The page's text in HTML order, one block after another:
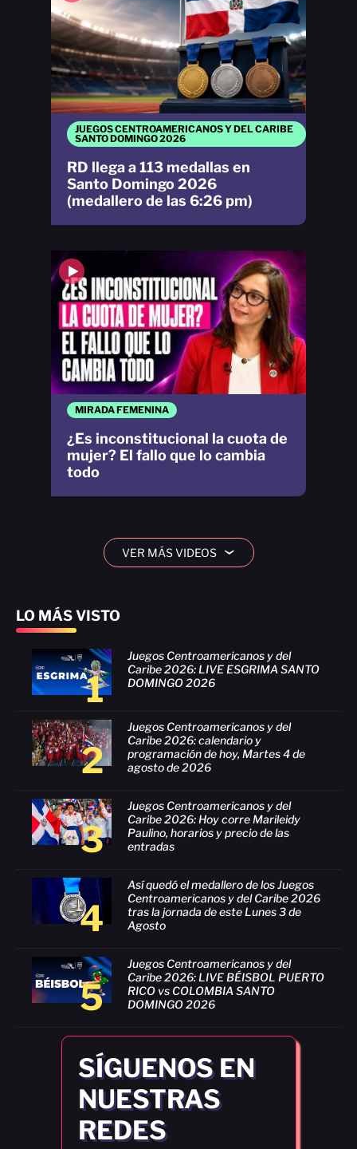
LO MÁS VISTO
1
Juegos Centroamericanos y del
Caribe 2026: LIVE ESGRIMA SANTO
DOMINGO 2026
2
Juegos Centroamericanos y del
Caribe 2026: calendario y
programación de hoy, Martes 4 de
agosto de 2026
3
Juegos Centroamericanos y del
Caribe 2026: Hoy corre Marileidy
Paulino, horarios y precio de las
entradas
4
Así quedó el medallero de los Juegos
Centroamericanos y del Caribe 2026
tras la jornada de este Lunes 3 de
Agosto
5
Juegos Centroamericanos y del
Caribe 2026: LIVE BÉISBOL PUERTO
RICO vs COLOMBIA SANTO
DOMINGO 2026
SÍGUENOS EN
NUESTRAS
REDES
MIRADA FEMENINA
¿Es inconstitucional la cuota de
mujer? El fallo que lo cambia
todo
JUEGOS CENTROAMERICANOS Y DEL CARIBE
SANTO DOMINGO 2026
RD llega a 113 medallas en
Santo Domingo 2026
(medallero de las 6:26 pm)
VER MÁS VIDEOS ›